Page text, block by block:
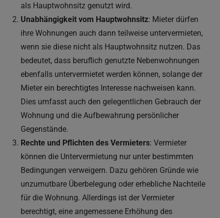
als Hauptwohnsitz genutzt wird​.
Unabhängigkeit vom Hauptwohnsitz: Mieter dürfen
ihre Wohnungen auch dann teilweise untervermieten,
wenn sie diese nicht als Hauptwohnsitz nutzen. Das
bedeutet, dass beruflich genutzte Nebenwohnungen
ebenfalls untervermietet werden können, solange der
Mieter ein berechtigtes Interesse nachweisen kann.
Dies umfasst auch den gelegentlichen Gebrauch der
Wohnung und die Aufbewahrung persönlicher
Gegenstände.
Rechte und Pflichten des Vermieters: Vermieter
können die Untervermietung nur unter bestimmten
Bedingungen verweigern. Dazu gehören Gründe wie
unzumutbare Überbelegung oder erhebliche Nachteile
für die Wohnung. Allerdings ist der Vermieter
berechtigt, eine angemessene Erhöhung des